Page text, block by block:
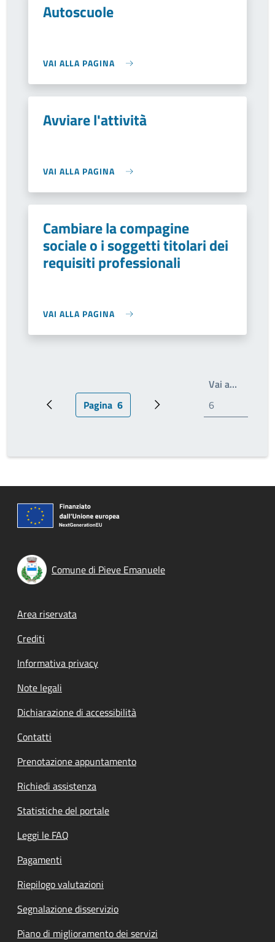
Autoscuole
VAI ALLA PAGINA
Avviare l'attività
VAI ALLA PAGINA
Cambiare la compagine
sociale o i soggetti titolari dei
requisiti professionali
VAI ALLA PAGINA
Pagina precedentePagina attuale
Pagina 6 Prossima pagina
Vai a…
Comune di Pieve Emanuele
Footer menu
Area riservata
Crediti
Informativa privacy
Note legali
Dichiarazione di accessibilità
Contatti
Prenotazione appuntamento
Richiedi assistenza
Statistiche del portale
Leggi le FAQ
Pagamenti
Riepilogo valutazioni
Segnalazione disservizio
Piano di miglioramento dei servizi